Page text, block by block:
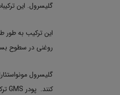
گلیسرول. این
این ترکیب به
روغنی در سطوح
گلیسرول
کنند. پودر GMS ترکیبی از گلیسرول و